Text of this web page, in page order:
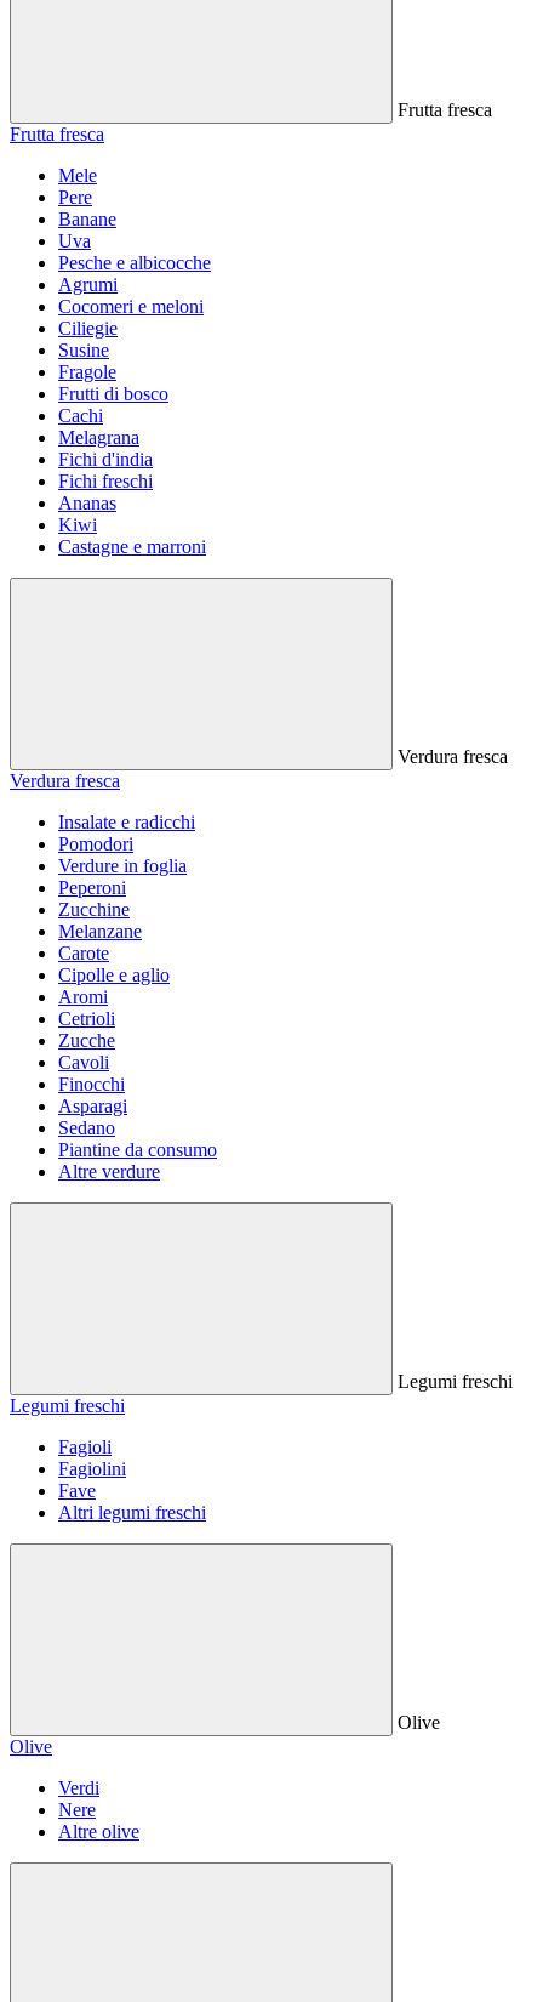
Frutta fresca
Frutta fresca
Mele
Pere
Banane
Uva
Pesche e albicocche
Agrumi
Cocomeri e meloni
Ciliegie
Susine
Fragole
Frutti di bosco
Cachi
Melagrana
Fichi d'india
Fichi freschi
Ananas
Kiwi
Castagne e marroni
Verdura fresca
Verdura fresca
Insalate e radicchi
Pomodori
Verdure in foglia
Peperoni
Zucchine
Melanzane
Carote
Cipolle e aglio
Aromi
Cetrioli
Zucche
Cavoli
Finocchi
Asparagi
Sedano
Piantine da consumo
Altre verdure
Legumi freschi
Legumi freschi
Fagioli
Fagiolini
Fave
Altri legumi freschi
Olive
Olive
Verdi
Nere
Altre olive